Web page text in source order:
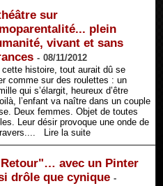
sur
plein
vivant et sans
- 08/11/2012
cette histoire, tout aurait dû se
comme sur des roulettes : un
qui s’élargit, heureux d’être
l’enfant va naître dans un couple
Deux femmes. Objet de toutes
Leur désir provoque une onde de
Lire la suite
avec un Pinter
drôle que cynique -